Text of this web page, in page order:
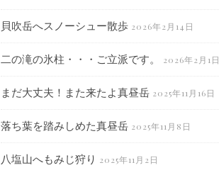
貝吹岳へスノーシュー散歩 2026年2月14日
二の滝の氷柱・・・ご立派です。 2026年2月1日
まだ大丈夫！また来たよ真昼岳 2025年11月16日
落ち葉を踏みしめた真昼岳 2025年11月8日
八塩山へもみじ狩り 2025年11月2日